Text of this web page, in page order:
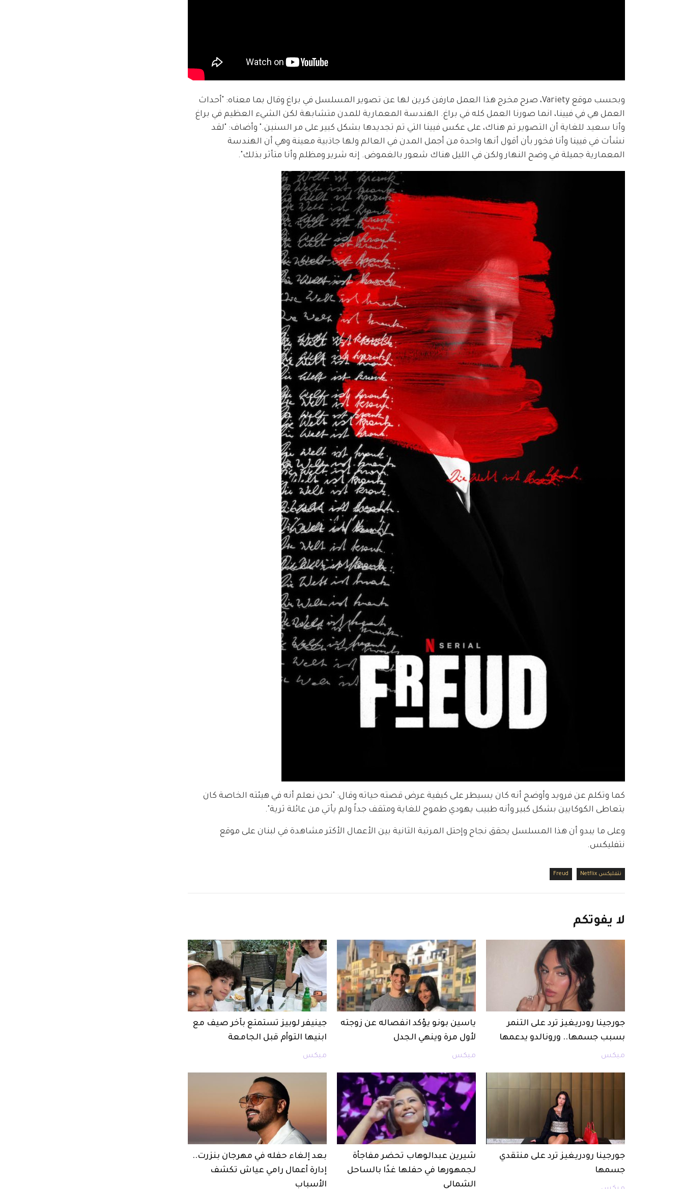
وبحسب موقع Variety، صرح مخرج هذا العمل مارفن كرين لها عن تصوير المسلسل في براغ وقال بما معناه: "أحداث
العمل هي في فيينا، انما صورنا العمل كله في براغ. الهندسة المعمارية للمدن متشابهة لكن الشيء العظيم في براغ
وأنا سعيد للغاية أن التصوير تم هناك، على عكس فيينا التي تم تجديدها بشكل كبير على مر السنين." وأضاف: "لقد
نشأت في فيينا وأنا فخور بأن أقول أنها واحدة من أجمل المدن في العالم ولها جاذبية معينة وهي أن الهندسة
المعمارية جميلة في وضح النهار ولكن في الليل هناك شعور بالغموض. إنه شرير ومظلم وأنا متأثر بذلك".
كما وتكلم عن فرويد وأوضح أنه كان يسيطر على كيفية عرض قصته حياته وقال: "نحن نعلم أنه في هيئته الخاصة كان
يتعاطى الكوكايين بشكل كبير وأنه طبيب يهودي طموح للغاية ومثقف جداً ولم يأتي من عائلة ثرية".
وعلى ما يبدو أن هذا المسلسل يحقق نجاح وإحتل المرتبة الثانية بين الأعمال الأكثر مشاهدة في لبنان على موقع
نتفليكس.
نتفليكس Netflix Freud
لا يفوتكم
جورجينا رودريغيز ترد على التنمر
بسبب جسمها.. ورونالدو يدعمها
ميكس
ياسين بونو يؤكد انفصاله عن زوجته
لأول مرة وينهي الجدل
ميكس
جينيفر لوبيز تستمتع بآخر صيف مع
ابنيها التوأم قبل الجامعة
ميكس
جورجينا رودريغيز ترد على منتقدي
جسمها
شيرين عبدالوهاب تحضر مفاجأة
لجمهورها في حفلها غدًا بالساحل
الشمالي
بعد إلغاء حفله في مهرجان بنزرت..
إدارة أعمال رامي عياش تكشف
الأسباب